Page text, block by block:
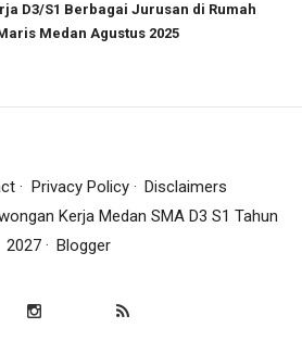
D3/S1 Berbagai Jurusan di Rumah
Medan Agustus 2025
Privacy Policy
Disclaimers
Kerja Medan SMA D3 S1 Tahun
2027
Blogger